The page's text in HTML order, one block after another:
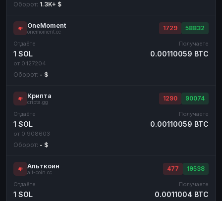
Оборот: 1.3K+ $
OneMoment
onemoment.cc
1729 58832
Отдаёте
1 SOL
от 0.127204
Получаете
0.00110059 BTC
Оборот: - $
Крипта
cripta.gg
1290 90074
Отдаёте
1 SOL
от 0.908603
Получаете
0.00110059 BTC
Оборот: - $
Альткоин
alt-coin.cc
477 19538
Отдаёте
1 SOL
Получаете
0.0011004 BTC